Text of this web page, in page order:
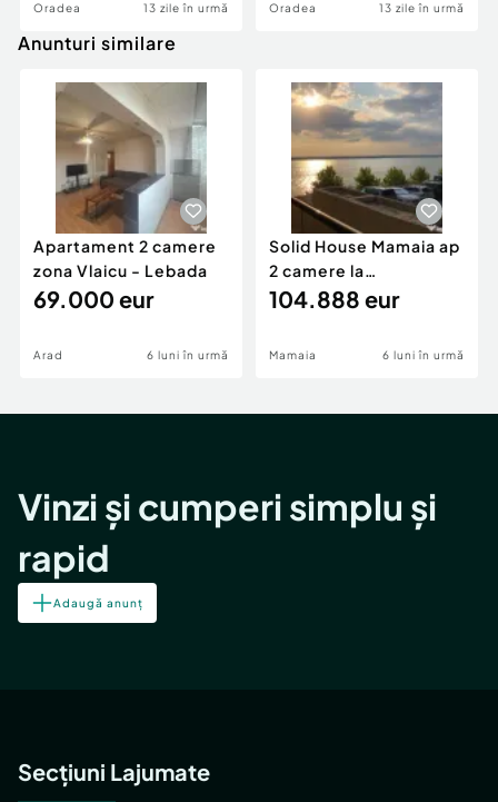
Oradea 13 zile în urmă Oradea 13 zile în urmă
Anunturi similare
Apartament 2 camere
zona Vlaicu - Lebada
69.000 eur
Arad 6 luni în urmă
Solid House Mamaia ap
2 camere la
cheie,langa Mega
104.888 eur
Mamaia 6 luni în urmă
Vinzi și cumperi simplu și
rapid
Adaugă anunț
Secțiuni Lajumate